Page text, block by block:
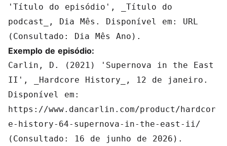
'Título do episódio', _Título do
podcast_, Dia Mês. Disponível em: URL
(Consultado: Dia Mês Ano).
Exemplo de episódio:
Carlin, D. (2021) 'Supernova in the East
II', _Hardcore History_, 12 de janeiro.
Disponível em:
https://www.dancarlin.com/product/hardcor
e-history-64-supernova-in-the-east-ii/
(Consultado: 16 de junho de 2026).